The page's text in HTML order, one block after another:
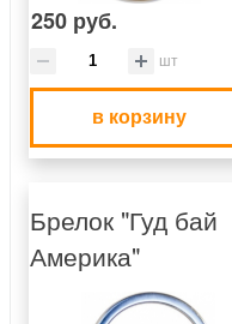
250 руб.
шт
в корзину
Брелок "Гуд бай
Америка"